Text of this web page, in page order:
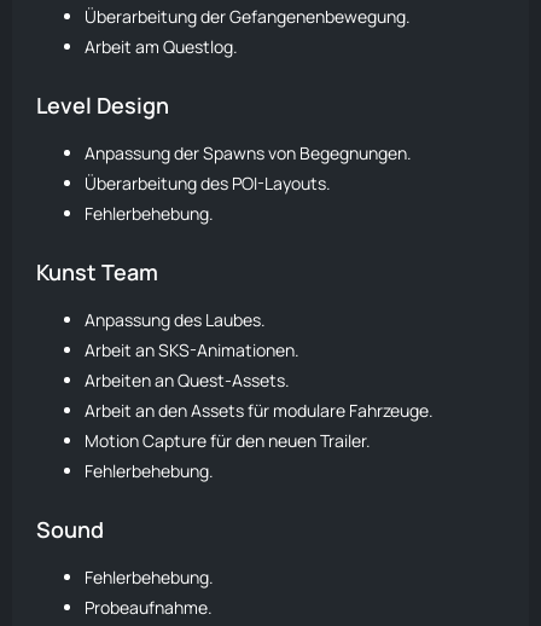
Überarbeitung der Gefangenenbewegung.
Arbeit am Questlog.
Level Design
Anpassung der Spawns von Begegnungen.
Überarbeitung des POI-Layouts.
Fehlerbehebung.
Kunst Team
Anpassung des Laubes.
Arbeit an SKS-Animationen.
Arbeiten an Quest-Assets.
Arbeit an den Assets für modulare Fahrzeuge.
Motion Capture für den neuen Trailer.
Fehlerbehebung.
Sound
Fehlerbehebung.
Probeaufnahme.